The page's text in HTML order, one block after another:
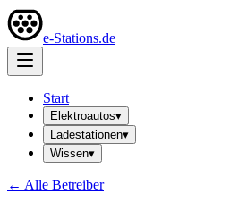
e-Stations.de
Start
Elektroautos▾
Ladestationen▾
Wissen▾
← Alle Betreiber